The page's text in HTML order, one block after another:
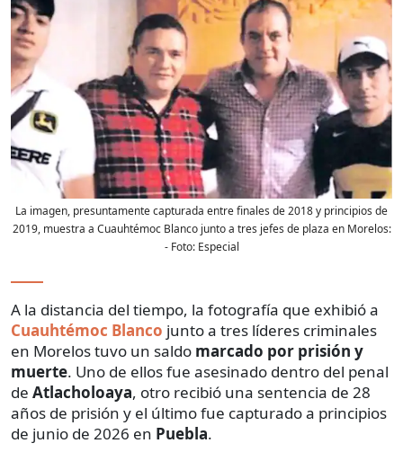
La imagen, presuntamente capturada entre finales de 2018 y principios de
2019, muestra a Cuauhtémoc Blanco junto a tres jefes de plaza en Morelos:
- Foto: Especial
A la distancia del tiempo, la fotografía que exhibió a
Cuauhtémoc Blanco junto a tres líderes criminales
en Morelos tuvo un saldo marcado por prisión y
muerte. Uno de ellos fue asesinado dentro del penal
de Atlacholoaya, otro recibió una sentencia de 28
años de prisión y el último fue capturado a principios
de junio de 2026 en Puebla.